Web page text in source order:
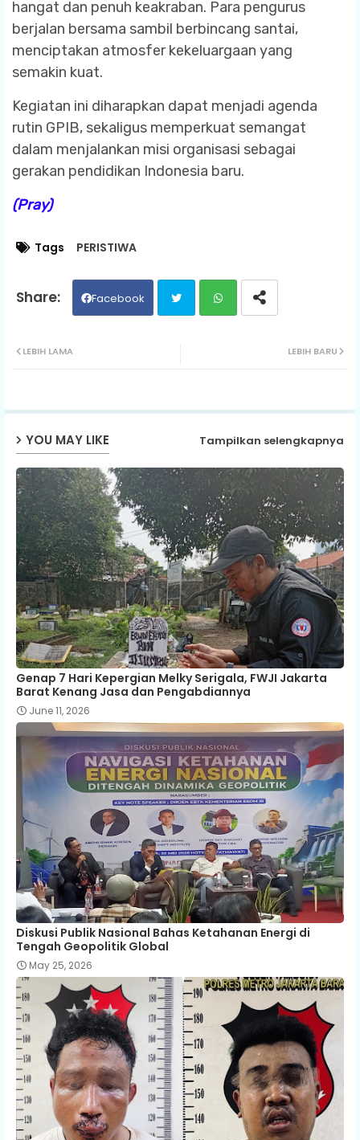
hangat dan penuh keakraban. Para pengurus
berjalan bersama sambil berbincang santai,
menciptakan atmosfer kekeluargaan yang
semakin kuat.
Kegiatan ini diharapkan dapat menjadi agenda
rutin GPIB, sekaligus memperkuat semangat
dalam menjalankan misi organisasi sebagai
gerakan pendidikan Indonesia baru.
(Pray)
Tags PERISTIWA
Facebook
ap
p
LEBIH BARU
LEBIH LAMA
YOU MAY LIKE Tampilkan selengkapnya
Genap 7 Hari Kepergian Melky Serigala, FWJI Jakarta
Barat Kenang Jasa dan Pengabdiannya
June 11, 2026
Diskusi Publik Nasional Bahas Ketahanan Energi di
Tengah Geopolitik Global
May 25, 2026